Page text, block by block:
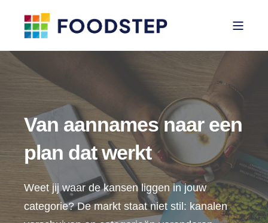
Van aannames naar een
plan dat werkt
Weet jij waar de kansen liggen in jouw
categorie? De markt staat niet stil: kanalen